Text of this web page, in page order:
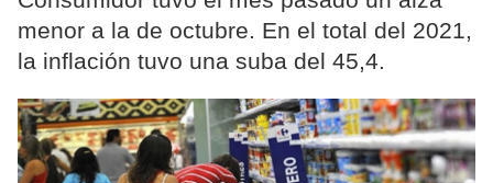
menor a la de octubre. En el total del 2021,
la inflación tuvo una suba del 45,4.